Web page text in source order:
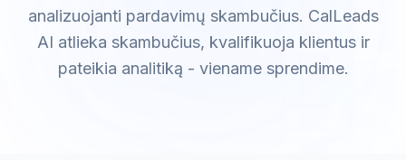
analizuojanti pardavimų skambučius. CalLeads
AI atlieka skambučius, kvalifikuoja klientus ir
pateikia analitiką - viename sprendime.